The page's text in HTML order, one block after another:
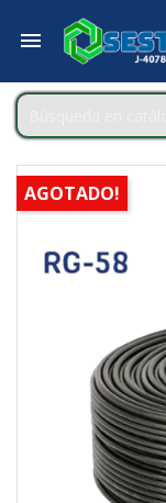

AGOTADO!